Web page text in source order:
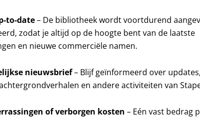
to-date– De bibliotheek wordt voortdurend
zodat je altijd op de hoogte bent van de laatste
en nieuwe commerciële namen.
nieuwsbrief– Blijf geïnformeerd over
en andere activiteiten van
of verborgen kosten – Eén vast bedrag